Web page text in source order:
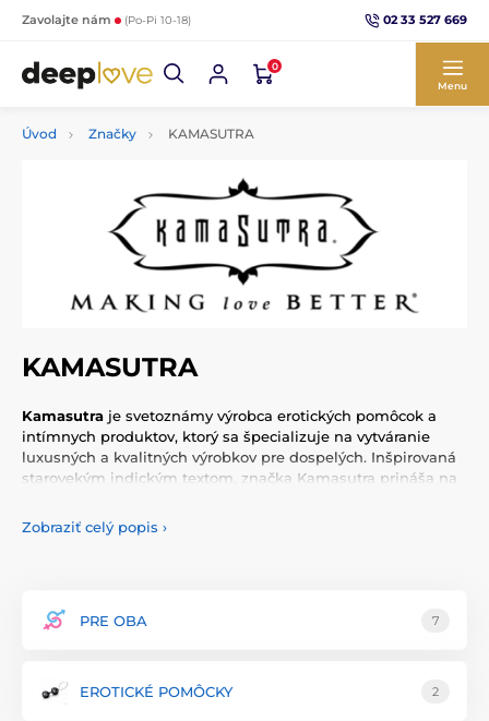
Zavolajte nám (Po-Pi 10-18) 02 33 527 669
0
Menu
Úvod Značky KAMASUTRA
KAMASUTRA
Kamasutra je svetoznámy výrobca erotických pomôcok a
intímnych produktov, ktorý sa špecializuje na vytváranie
luxusných a kvalitných výrobkov pre dospelých. Inšpirovaná
starovekým indickým textom, značka Kamasutra prináša na
technológiou a dizajnom, aby poskytovali maximálne
potešenie a intímne zážitky.
dotyk. Tento materiál zaručuje bezpečnosť, pohodlie a dlhú
poskytoval výnimočné potešenie.
Zobraziť celý popis ›
PRE OBA 7
EROTICKÉ POMÔCKY 2